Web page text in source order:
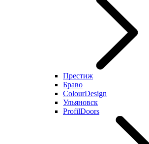
Престиж
Браво
ColourDesign
Ульяновск
ProfilDoors